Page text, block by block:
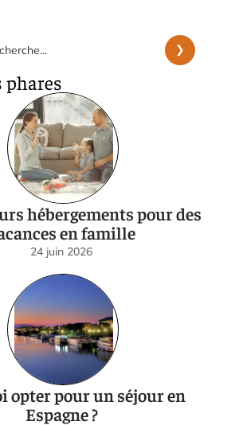
phares
hébergements pour des
en famille
24 juin 2026
opter pour un séjour en
Espagne ?